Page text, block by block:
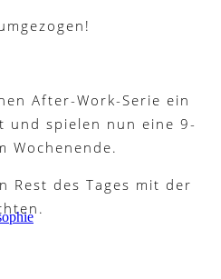
After-Work-Serie ein
und spielen nun eine 9-
Wochenende.
Rest des Tages mit der